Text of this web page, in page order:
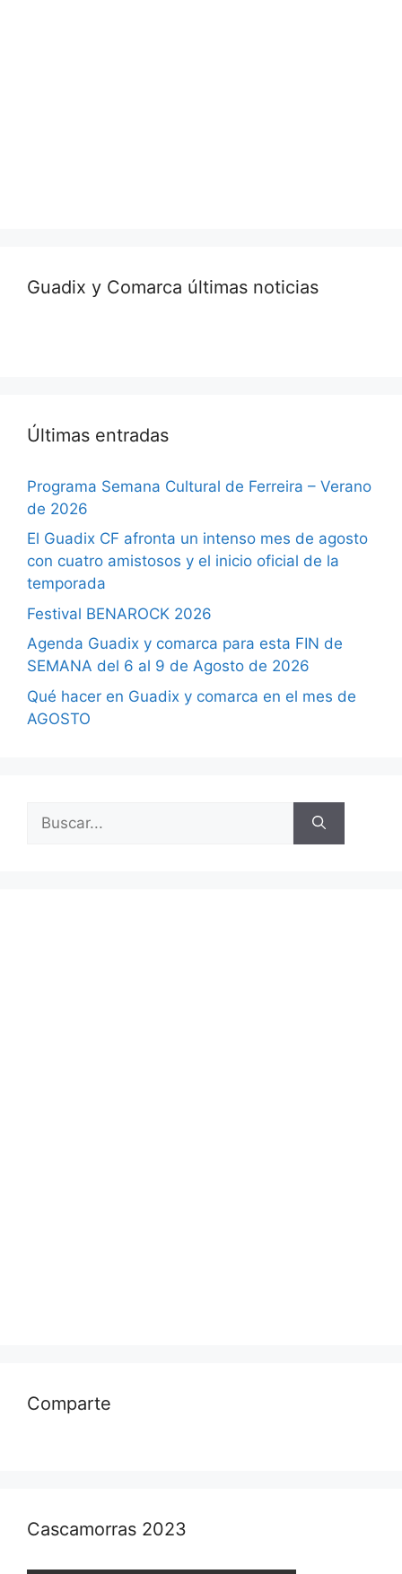
Guadix y Comarca últimas noticias
Últimas entradas
Programa Semana Cultural de Ferreira – Verano
de 2026
El Guadix CF afronta un intenso mes de agosto
con cuatro amistosos y el inicio oficial de la
temporada
Festival BENAROCK 2026
Agenda Guadix y comarca para esta FIN de
SEMANA del 6 al 9 de Agosto de 2026
Qué hacer en Guadix y comarca en el mes de
AGOSTO
Comparte
Cascamorras 2023